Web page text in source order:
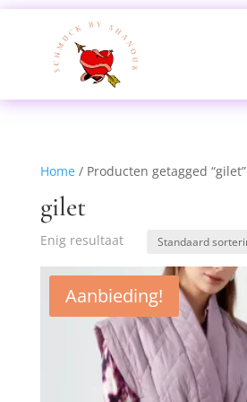
Home/ Producten getagged “gilet”
gilet
Enig resultaat
Aanbieding!